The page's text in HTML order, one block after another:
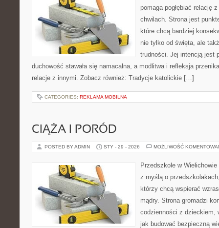
pomaga pogłębiać relację
chwilach. Strona jest
które chcą bardziej
nie tylko od święta, ale
trudności. Jej intencją jest
duchowość stawała się namacalna, a modlitwa i refleksja
relacje z innymi. Zobacz również: Tradycje katolickie […]
CATEGORIES: REKLAMA MOBILNA
CIĄŻA I PORÓD
POSTED BY ADMIN STY - 29 - 2026 MOŻLIWOŚĆ
Przedszkole w
z myślą o
którzy chcą wspierać
mądry. Strona gromadzi
codzienności z dzieckiem,
jak budować bezpieczną